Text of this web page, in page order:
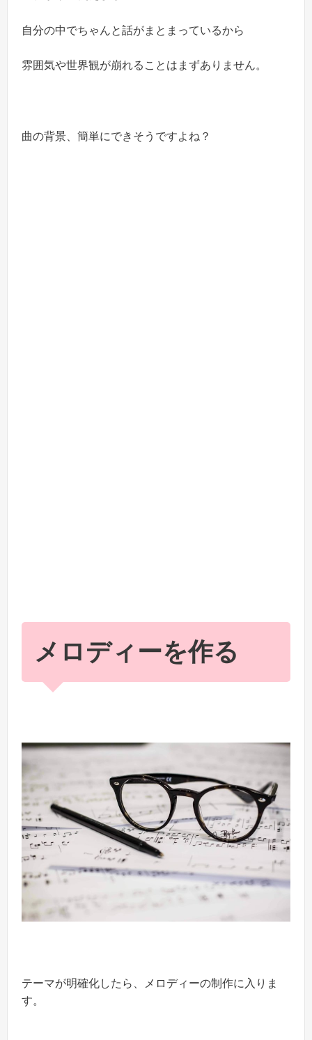
自分の中でちゃんと話がまとまっているから
雰囲気や世界観が崩れることはまずありません。
曲の背景、簡単にできそうですよね？
メロディーを作る
テーマが明確化したら、メロディーの制作に入りま
す。